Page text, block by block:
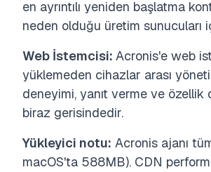
en ayrıntılı yeniden başlatma
neden olduğu üretim sunucuları
Web İstemcisi: Acronis'e web
yüklemeden cihazlar arası
deneyimi, yanıt verme ve özellik
biraz gerisindedir.
Yükleyici notu: Acronis ajanı
macOS'ta 588MB). CDN